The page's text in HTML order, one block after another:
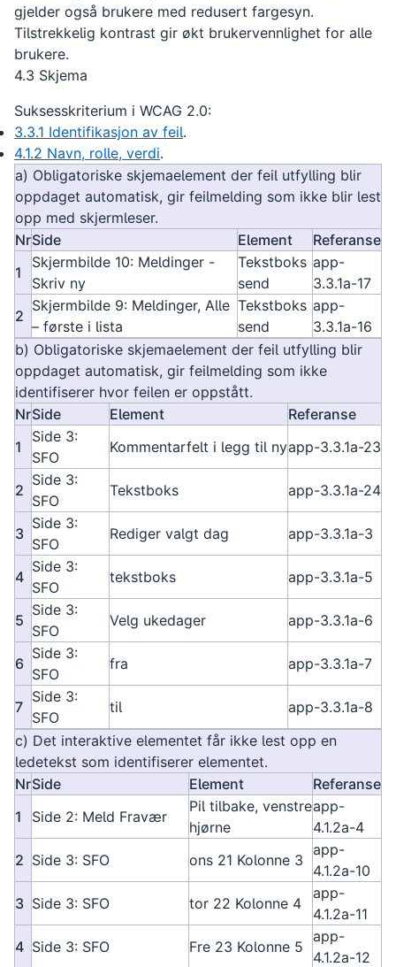
gjelder også brukere med redusert fargesyn.
Tilstrekkelig kontrast gir økt brukervennlighet for alle
brukere.
4.3 Skjema
Suksesskriterium i WCAG 2.0:
3.3.1 Identifikasjon av feil.
4.1.2 Navn, rolle, verdi.
a) Obligatoriske skjemaelement der feil utfylling blir
oppdaget automatisk, gir feilmelding som ikke blir lest
opp med skjermleser.
NrSide Element
Referanse
1
Skjermbilde 10: Meldinger -
Skriv ny
Tekstboks
send
app-
3.3.1a-17
2
Skjermbilde 9: Meldinger, Alle
– første i lista
Tekstboks
send
app-
3.3.1a-16
b) Obligatoriske skjemaelement der feil utfylling blir
oppdaget automatisk, gir feilmelding som ikke
identifiserer hvor feilen er oppstått.
NrSide Element
Referanse
1
Side 3:
SFO
Kommentarfelt i legg til nyapp-3.3.1a-23
2
Side 3:
SFO
Tekstboks app-3.3.1a-24
3
Side 3:
SFO
Rediger valgt dag app-3.3.1a-3
4
Side 3:
SFO
tekstboks app-3.3.1a-5
5
Side 3:
SFO
Velg ukedager app-3.3.1a-6
6
Side 3:
SFO
fra app-3.3.1a-7
7
Side 3:
SFO
til
app-3.3.1a-8
c) Det interaktive elementet får ikke lest opp en
ledetekst som identifiserer elementet.
NrSide Element
Referanse
1
Side 2: Meld Fravær
Pil tilbake, venstre
hjørne
app-
4.1.2a-4
2 Side 3: SFO ons 21 Kolonne 3
app-
4.1.2a-10
3 Side 3: SFO tor 22 Kolonne 4
app-
4.1.2a-11
4 Side 3: SFO Fre 23 Kolonne 5
app-
4.1.2a-12